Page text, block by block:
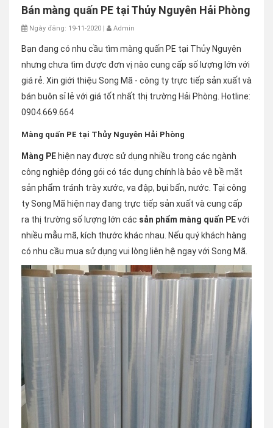
Bán màng quấn PE tại Thủy Nguyên Hải Phòng
Ngày đăng: 19-11-2020 | Admin
Bạn đang có nhu cầu tìm màng quấn PE tại Thủy Nguyên
nhưng chưa tìm được đơn vị nào cung cấp số lượng lớn với
giá rẻ. Xin giới thiệu Song Mã - công ty trực tiếp sản xuất và
bán buôn sỉ lẻ với giá tốt nhất thị trường Hải Phòng. Hotline:
0904.669.664
Màng quấn PE tại Thủy Nguyên Hải Phòng
Màng PE hiện nay được sử dụng nhiều trong các ngành
công nghiệp đóng gói có tác dụng chính là bảo vệ bề mặt
sản phẩm tránh trày xước, va đập, bụi bẩn, nước. Tại công
ty Song Mã hiện nay đang trực tiếp sản xuất và cung cấp
ra thị trường số lượng lớn các sản phẩm màng quấn PEvới
nhiều mẫu mã, kích thước khác nhau. Nếu quý khách hàng
có nhu cầu mua sử dụng vui lòng liên hệ ngay với Song Mã.